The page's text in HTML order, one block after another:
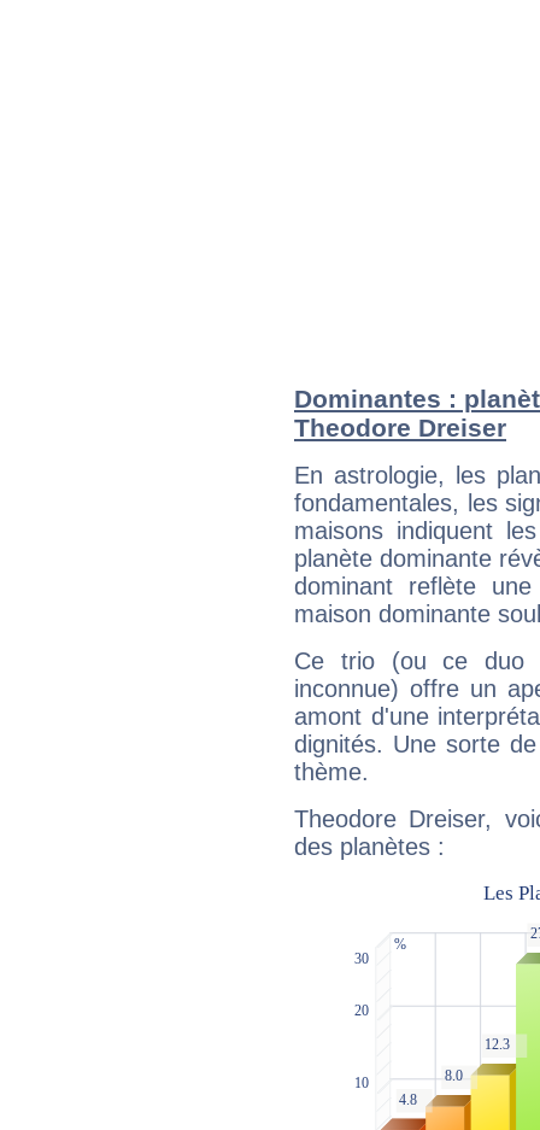
Dominantes :
Theodore Dreiser
En astrologie, les
fondamentales, les
maisons indiquent
planète dominante
dominant reflète
maison dominante
Ce trio (ou ce duo
inconnue) offre un
amont d'une
dignités. Une sorte
thème.
Theodore Dreiser,
des planètes :